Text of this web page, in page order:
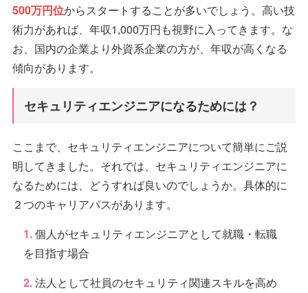
500万円位からスタートすることが多いでしょう。高い技
術力があれば、年収1,000万円も視野に入ってきます。な
お、国内の企業より外資系企業の方が、年収が高くなる
傾向があります。
セキュリティエンジニアになるためには？
ここまで、セキュリティエンジニアについて簡単にご説
明してきました。それでは、セキュリティエンジニアに
なるためには、どうすれば良いのでしょうか。具体的に
２つのキャリアパスがあります。
個人がセキュリティエンジニアとして就職・転職
を目指す場合
法人として社員のセキュリティ関連スキルを高め